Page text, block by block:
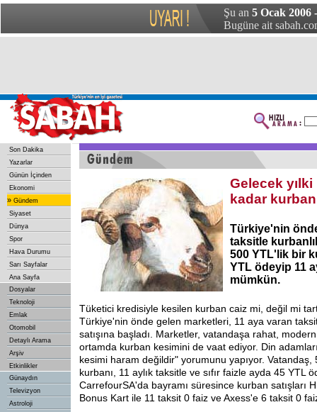
Şu an 5 Ocak 2006
Bugüne ait
Son Dakika
Yazarlar
Günün İçinden
Ekonomi
» Gündem
Siyaset
Dünya
Spor
Hava Durumu
Sarı Sayfalar
Ana Sayfa
Dosyalar
Teknoloji
Emlak
Otomobil
Detaylı Arama
Arşiv
Etkinlikler
Günaydın
Televizyon
Astroloji
Gelecek
kadar
Türkiye'nin
taksitle
500 YTL'lik bir
YTL ödeyip 11
mümkün.
Tüketici kredisiyle kesilen kurban caiz mi, değil mi
Türkiye'nin önde gelen marketleri, 11 aya varan
satışına başladı. Marketler, vatandaşa rahat,
ortamda kurban kesimini de vaat ediyor. Din
kesimi haram değildir" yorumunu yapıyor. Vatandaş,
kurbanı, 11 aylık taksitle ve sıfır faizle ayda 45 YTL
CarrefourSA'da bayramı süresince kurban satışları
Bonus Kart ile 11 taksit 0 faiz ve Axess'e 6 taksit 0